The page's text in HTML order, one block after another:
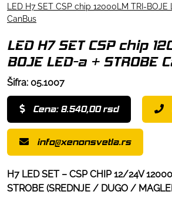
LED H7 SET CSP chip 12000LM TRI-BOJE
CanBus
LED H7 SET CSP chip
BOJE LED-a + STROBE
Šifra: 05.1007
Cena: 8.540,00 rsd
info@xenonsvetla.rs
H7 LEDSET – CSPCHIP12/24V
STROBE (SREDNJE / DUGO /